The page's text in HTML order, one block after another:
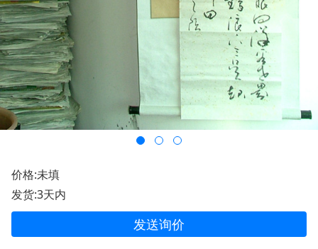
价格:未填
发货:3天内
发送询价